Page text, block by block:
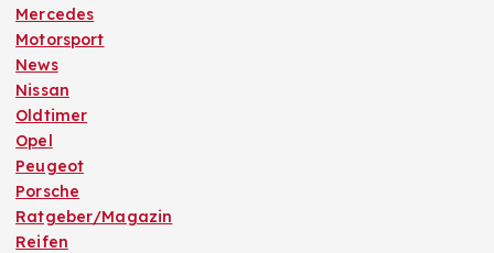
Mercedes
Motorsport
News
Nissan
Oldtimer
Opel
Peugeot
Porsche
Ratgeber/Magazin
Reifen